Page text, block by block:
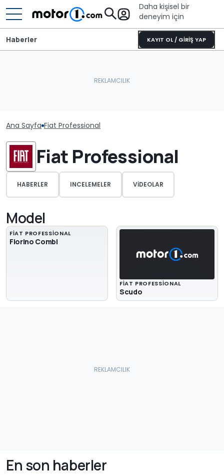
Daha kişisel bir
deneyim için
KAYIT OL / GİRİŞ YAP
Haberler
Ana Sayfa Fiat Professional
Fiat Professional
HABERLER INCELEMELER VIDEOLAR
Model
FIAT PROFESSIONAL
Fiorino Combi
FIAT PROFESSIONAL
Scudo
En son haberler